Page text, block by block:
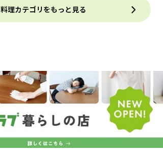
料理カテゴリをもっと見る